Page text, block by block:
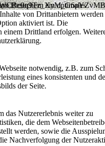
Besuchern ein optimales
von Drittanbietern
aktiviert ist. Die
einem Drittland erfolgen.
notwendig, z.B. zum
eines konsistenten und
der Seite.
das Nutzererlebnis weiter zu
die dem
werden, sowie die
Nachverfolgung der